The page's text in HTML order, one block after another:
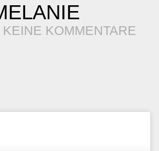
KEINE KOMMENTARE